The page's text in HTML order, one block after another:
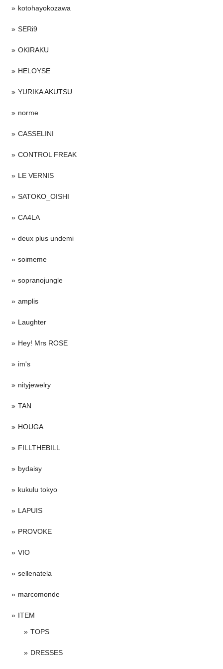
kotohayokozawa
SERi9
OKIRAKU
HELOYSE
YURIKA AKUTSU
norme
CASSELINI
CONTROL FREAK
LE VERNIS
SATOKO_OISHI
CA4LA
deux plus undemi
soimeme
sopranojungle
amplis
Laughter
Hey! Mrs ROSE
im's
nityjewelry
TAN
HOUGA
FILLTHEBILL
bydaisy
kukulu tokyo
LAPUIS
PROVOKE
VIO
sellenatela
marcomonde
ITEM
TOPS
DRESSES